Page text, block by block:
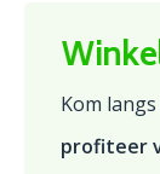
Kom
profiteer